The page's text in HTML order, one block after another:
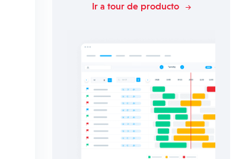
Ir a tour de producto